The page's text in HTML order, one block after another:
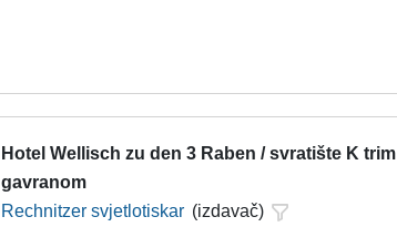
Hotel Wellisch zu den 3 Raben / svratište K trim
gavranom
Rechnitzer svjetlotiskar (izdavač)